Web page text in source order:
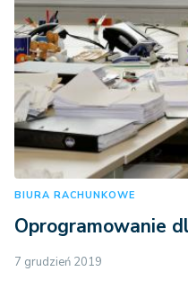
BIURA RACHUNKOWE
Oprogramowanie
7 grudzień 2019